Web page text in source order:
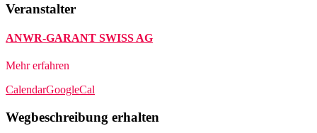
Veranstalter
ANWR-GARANT SWISS AG
Mehr erfahren
CalendarGoogleCal
Wegbeschreibung erhalten